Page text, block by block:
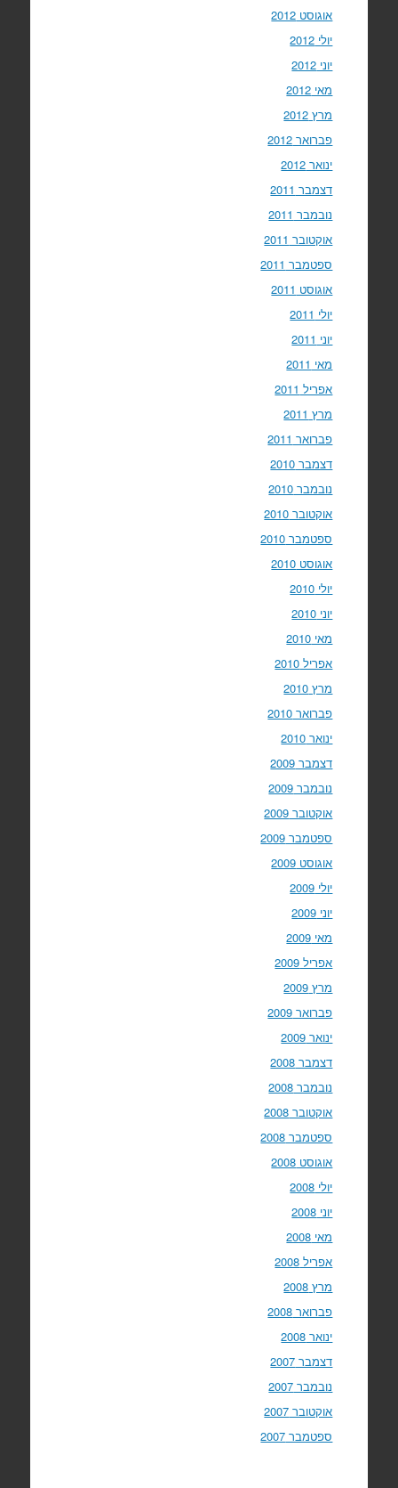
אוגוסט 2012
יולי 2012
יוני 2012
מאי 2012
מרץ 2012
פברואר 2012
ינואר 2012
דצמבר 2011
נובמבר 2011
אוקטובר 2011
ספטמבר 2011
אוגוסט 2011
יולי 2011
יוני 2011
מאי 2011
אפריל 2011
מרץ 2011
פברואר 2011
דצמבר 2010
נובמבר 2010
אוקטובר 2010
ספטמבר 2010
אוגוסט 2010
יולי 2010
יוני 2010
מאי 2010
אפריל 2010
מרץ 2010
פברואר 2010
ינואר 2010
דצמבר 2009
נובמבר 2009
אוקטובר 2009
ספטמבר 2009
אוגוסט 2009
יולי 2009
יוני 2009
מאי 2009
אפריל 2009
מרץ 2009
פברואר 2009
ינואר 2009
דצמבר 2008
נובמבר 2008
אוקטובר 2008
ספטמבר 2008
אוגוסט 2008
יולי 2008
יוני 2008
מאי 2008
אפריל 2008
מרץ 2008
פברואר 2008
ינואר 2008
דצמבר 2007
נובמבר 2007
אוקטובר 2007
ספטמבר 2007